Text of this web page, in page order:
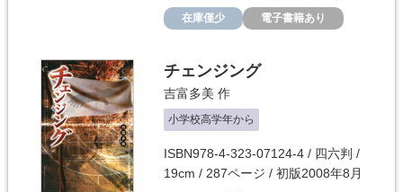
在庫僅少 電子書籍あり
チェンジング
吉富多美 作
小学校高学年から
ISBN978-4-323-07124-4 / 四六判 /
19cm / 287ページ / 初版2008年8月